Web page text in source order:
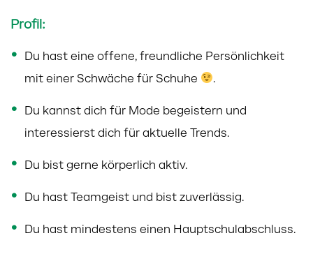
Profil:
Du hast eine offene, freundliche Persönlichkeit
mit einer Schwäche für Schuhe
.
Du kannst dich für Mode begeistern und
interessierst dich für aktuelle Trends.
Du bist gerne körperlich aktiv.
Du hast Teamgeist und bist zuverlässig.
Du hast mindestens einen Hauptschulabschluss.